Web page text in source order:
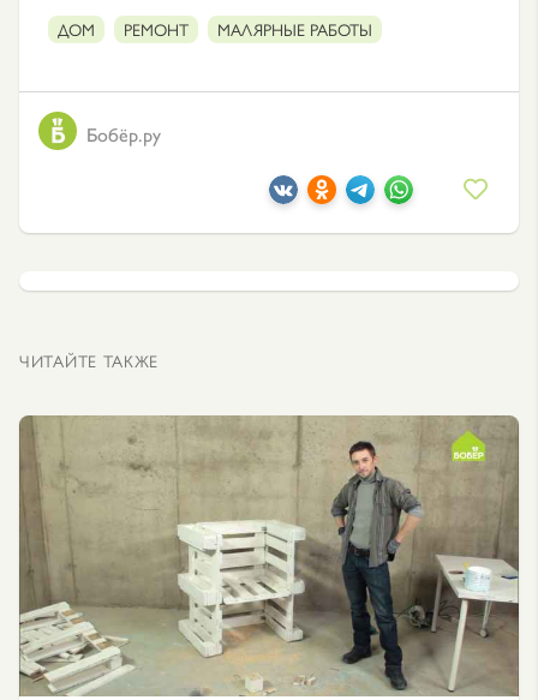
ДОМ РЕМОНТ МАЛЯРНЫЕ РАБОТЫ
Бобёр.ру
ЧИТАЙТЕ ТАКЖЕ